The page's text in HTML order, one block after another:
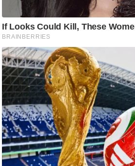
N
e
w
s
ला
इ
फ
स्टा
इ
ल
टे
क्नॉ